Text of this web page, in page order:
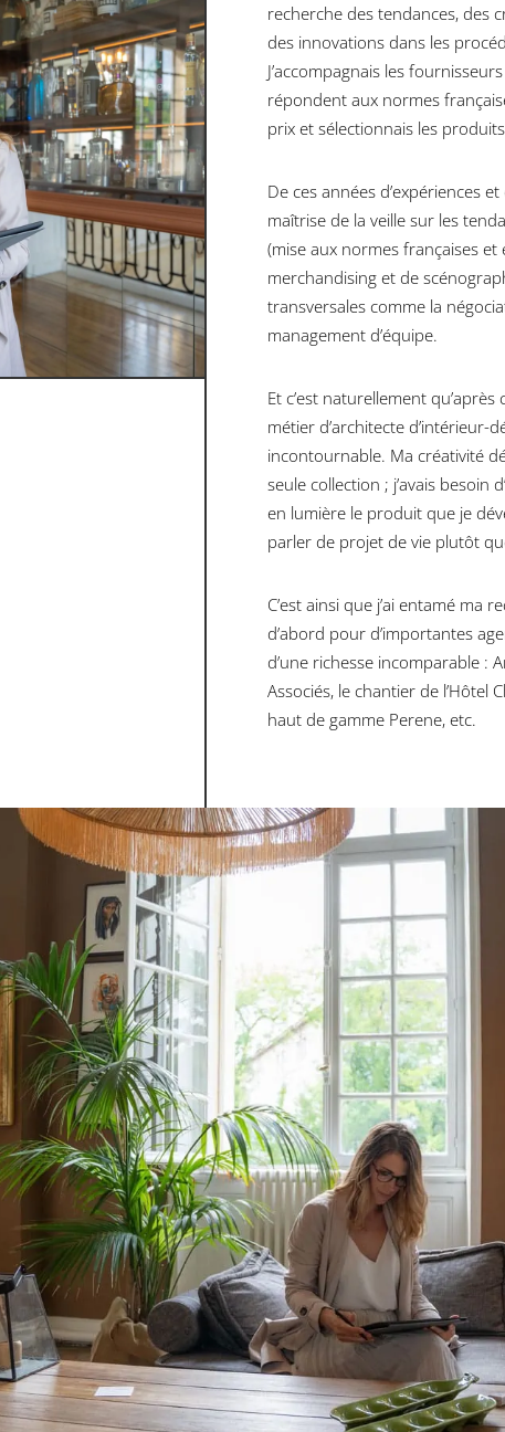
recherche des tendances, des
des innovations dans les
J’accompagnais les
répondent aux normes
prix et sélectionnais les
De ces années d’expériences
maîtrise de la veille sur les
(mise aux normes françaises
merchandising et de
transversales comme la
management d’équipe.
Et c’est naturellement
métier d’architecte d’intérieur-
incontournable. Ma créativité
seule collection ; j’avais besoin
en lumière le produit que je
parler de projet de vie plutôt
C’est ainsi que j’ai entamé
d’abord pour d’importantes
d’une richesse incomparable :
Associés, le chantier de l’Hôtel
haut de gamme Perene, etc.